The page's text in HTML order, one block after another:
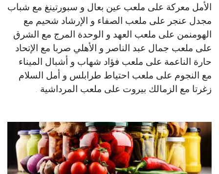
الأمل معركة على ملعب عين بعال و سبورتينغ مع شباب
مجدل عنجر على ملعب الصفاء و الإرشاد شحيم مع
الهومنمن على ملعب العهد و الوحدة المرج مع الشرق
على ملعب جمال عبد الناصر و الأهلي صربا مع الإتحاد
حارة الناعمة على ملعب فؤاد شهاب و أشبال الميناء
مع النجوم على ملعب احتياط طرابلس و أمل السلام
زغرتا مع الزمالك بيروت على ملعب المرداشية .